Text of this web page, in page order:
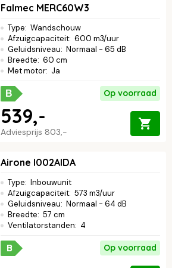
Falmec MERC60W3
Type: Wandschouw
Afzuigcapaciteit: 600 m3/uur
Geluidsniveau: Normaal - 65 dB
Breedte: 60 cm
Met motor: Ja
B Op voorraad
Adviesprijs 803,-
539,-
Airone I002AIDA
Type: Inbouwunit
Afzuigcapaciteit: 573 m3/uur
Geluidsniveau: Normaal - 64 dB
Breedte: 57 cm
Ventilatorstanden: 4
B Op voorraad